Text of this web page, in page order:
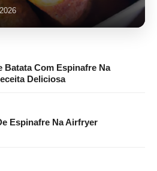
Batata Com Espinafre Na
Deliciosa
Espinafre Na Airfryer